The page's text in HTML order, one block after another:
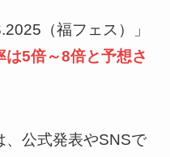
（福フェス）」
は5倍～8倍と予想さ
、公式発表やSNSで